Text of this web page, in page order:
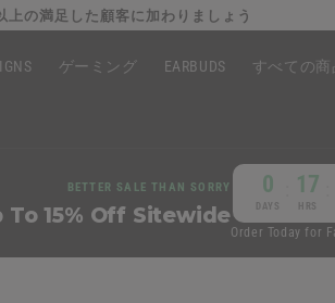
上の満足した顧客に加わりましょう
ゲーミング EARBUDS すべての商
BETTER SALE THAN SORRY
To 15% Off Sitewide
0
DAYS
17
HRS
Order Today for